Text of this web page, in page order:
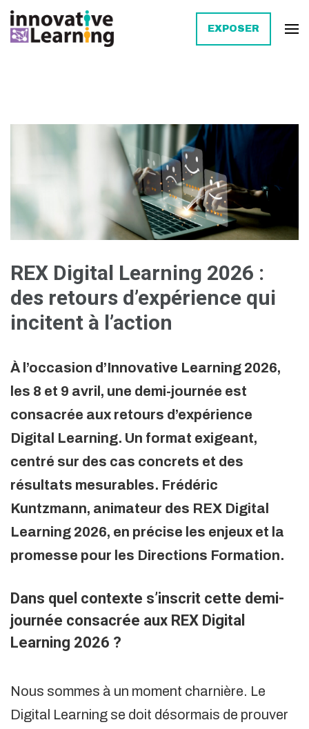
EXPOSER
REX Digital Learning 2026 :
des retours d’expérience qui
incitent à l’action
À l’occasion d’Innovative Learning 2026,
les 8 et 9 avril, une demi-journée est
consacrée aux retours d’expérience
Digital Learning. Un format exigeant,
centré sur des cas concrets et des
résultats mesurables. Frédéric
Kuntzmann, animateur des REX Digital
Learning 2026, en précise les enjeux et la
promesse pour les Directions Formation.
Dans quel contexte s’inscrit cette demi-
journée consacrée aux REX Digital
Learning 2026 ?
Nous sommes à un moment charnière. Le
Digital Learning se doit désormais de prouver